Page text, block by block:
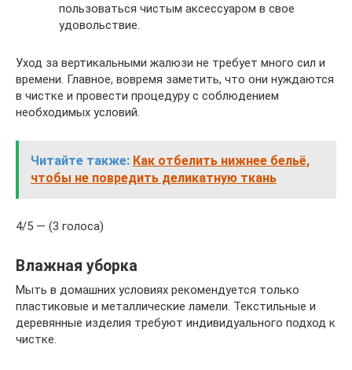
пользоваться чистым аксессуаром в свое
удовольствие.
Уход за вертикальными жалюзи не требует много сил и
времени. Главное, вовремя заметить, что они нуждаются
в чистке и провести процедуру с соблюдением
необходимых условий.
Читайте также: Как отбелить нижнее бельё,
чтобы не повредить деликатную ткань
4/5 — (3 голоса)
Влажная уборка
Мыть в домашних условиях рекомендуется только
пластиковые и металлические ламели. Текстильные и
деревянные изделия требуют индивидуального подход к
чистке.